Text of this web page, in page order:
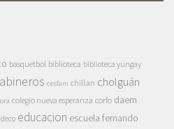
basquetbol biblioteca biblioteca yungay
cesfam chillan cholguán
colegio nueva esperanza corfo daem
educacion escuela fernando